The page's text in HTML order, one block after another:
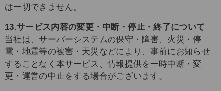
は一切できません。
13.サービス内容の変更・中断・停止・終了について
当社は、サーバーシステムの保守・障害、火災・停
電・地震等の被害・天災などにより、事前にお知らせ
することなく本サービス、情報提供を一時中断・変
更・運営の中止をする場合がございます。